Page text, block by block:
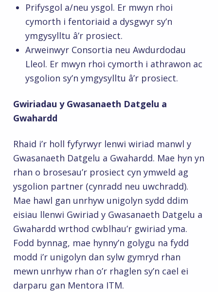
Prifysgol a/neu ysgol. Er mwyn rhoi
cymorth i fentoriaid a dysgwyr sy’n
ymgysylltu â’r prosiect.
Arweinwyr Consortia neu Awdurdodau
Lleol. Er mwyn rhoi cymorth i athrawon ac
ysgolion sy’n ymgysylltu â’r prosiect.
Gwiriadau y Gwasanaeth Datgelu a
Gwahardd
Rhaid i’r holl fyfyrwyr lenwi wiriad manwl y
Gwasanaeth Datgelu a Gwahardd. Mae hyn yn
rhan o brosesau’r prosiect cyn ymweld ag
ysgolion partner (cynradd neu uwchradd).
Mae hawl gan unrhyw unigolyn sydd ddim
eisiau llenwi Gwiriad y Gwasanaeth Datgelu a
Gwahardd wrthod cwblhau’r gwiriad yma.
Fodd bynnag, mae hynny’n golygu na fydd
modd i’r unigolyn dan sylw gymryd rhan
mewn unrhyw rhan o’r rhaglen sy’n cael ei
darparu gan Mentora ITM.